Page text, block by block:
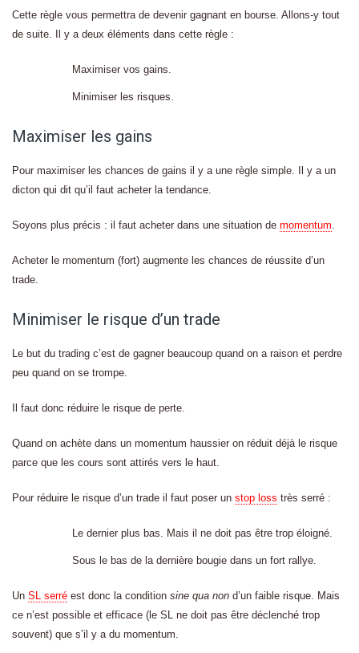
Cette règle vous permettra de devenir gagnant en bourse. Allons-y tout
de suite. Il y a deux éléments dans cette règle :
Maximiser vos gains.
Minimiser les risques.
Maximiser les gains
Pour maximiser les chances de gains il y a une règle simple. Il y a un
dicton qui dit qu’il faut acheter la tendance.
Soyons plus précis : il faut acheter dans une situation de momentum.
Acheter le momentum (fort) augmente les chances de réussite d’un
trade.
Minimiser le risque d’un trade
Le but du trading c’est de gagner beaucoup quand on a raison et perdre
peu quand on se trompe.
Il faut donc réduire le risque de perte.
Quand on achète dans un momentum haussier on réduit déjà le risque
parce que les cours sont attirés vers le haut.
Pour réduire le risque d’un trade il faut poser un stop loss très serré :
Le dernier plus bas. Mais il ne doit pas être trop éloigné.
Sous le bas de la dernière bougie dans un fort rallye.
Un SL serré est donc la condition sine qua non d’un faible risque. Mais
ce n’est possible et efficace (le SL ne doit pas être déclenché trop
souvent) que s’il y a du momentum.